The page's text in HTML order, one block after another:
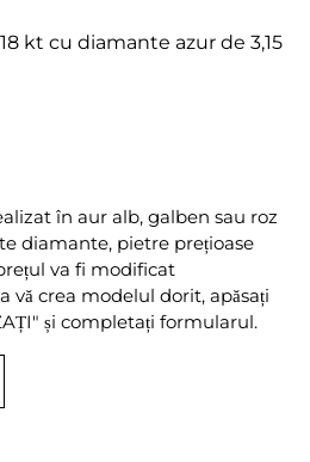
kt cu diamante azur de 3,15
în aur alb, galben sau roz
diamante, pietre prețioase
va fi modificat
vă crea modelul dorit, apăsați
și completați formularul.